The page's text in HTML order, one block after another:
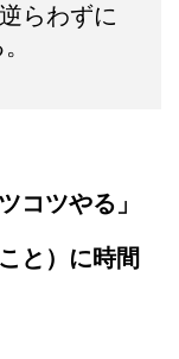
らわずに
コツやる」
と）に時間